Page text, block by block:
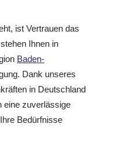
ist Vertrauen das
Ihnen in
Baden-
Dank unseres
in Deutschland
eine zuverlässige
Bedürfnisse